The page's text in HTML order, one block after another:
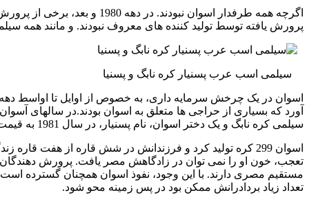
اگرچه همه طرفدار اسوان
پرورش یافته توسط تولید کننده های معروف نبودند. و مانند همه
سیلمی اسب عرب پسنیار کره نابگ و پسنیا
سیلمی کره نابگ و یک دختر اسوان، نام پسنیار، در سال 1981 به قیمت 1 میلیون دلار فروخته شد و به ایالات متحده صادر شد.
اسوان 299 کره تولید کرد و فرزندانش در شش قاره از هفت
تعجب، خون او را نمی توان در زادگاهش مصر یافت. پرورش
مستقیم مصری دارند. با این وجود، نفوذ اسوان همچنان گسترده
تعداد زیاد بردادرانش ممکن بود در پس زمینه محو شود.